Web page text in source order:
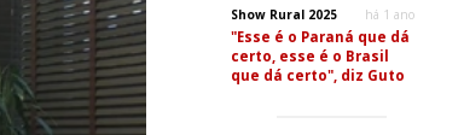
Show Rural 2025 há 1 ano
"Esse é o Paraná que dá
certo, esse é o Brasil
que dá certo", diz Guto